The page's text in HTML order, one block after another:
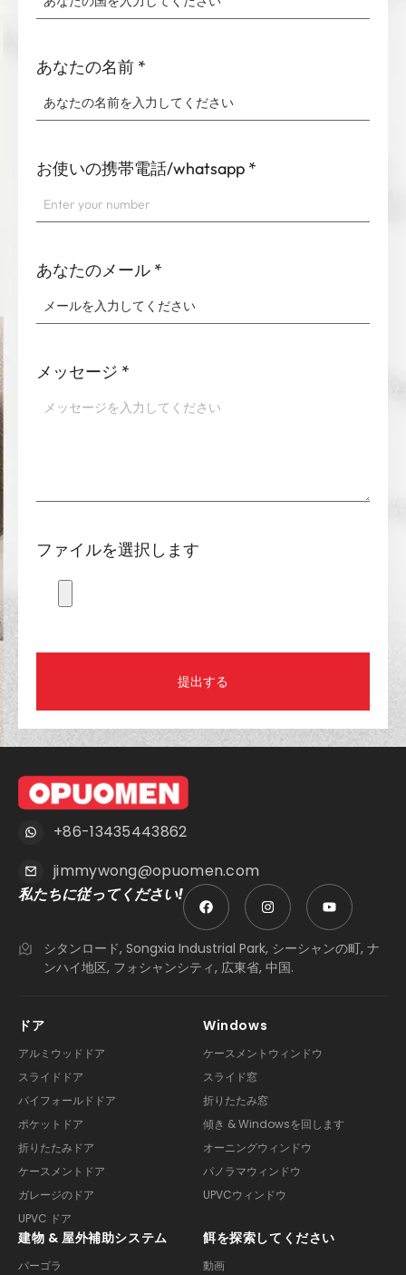
あなたの名前 *
お使いの携帯電話/whatsapp *
あなたのメール *
メッセージ *
ファイルを選択します
提出する
+86-13435443862
jimmywong@opuomen.com
私たちに従ってください!
シタンロード, Songxia Industrial Park, シーシャンの町, ナ
ンハイ地区, フォシャンシティ, 広東省, 中国.
ドア
アルミウッドドア
スライドドア
バイフォールドドア
ポケットドア
折りたたみドア
ケースメントドア
ガレージのドア
UPVC ドア
Windows
ケースメントウィンドウ
スライド窓
折りたたみ窓
傾き & Windowsを回します
オーニングウィンドウ
パノラマウィンドウ
UPVCウィンドウ
建物 & 屋外補助システム
パーゴラ
餌を探索してください
動画